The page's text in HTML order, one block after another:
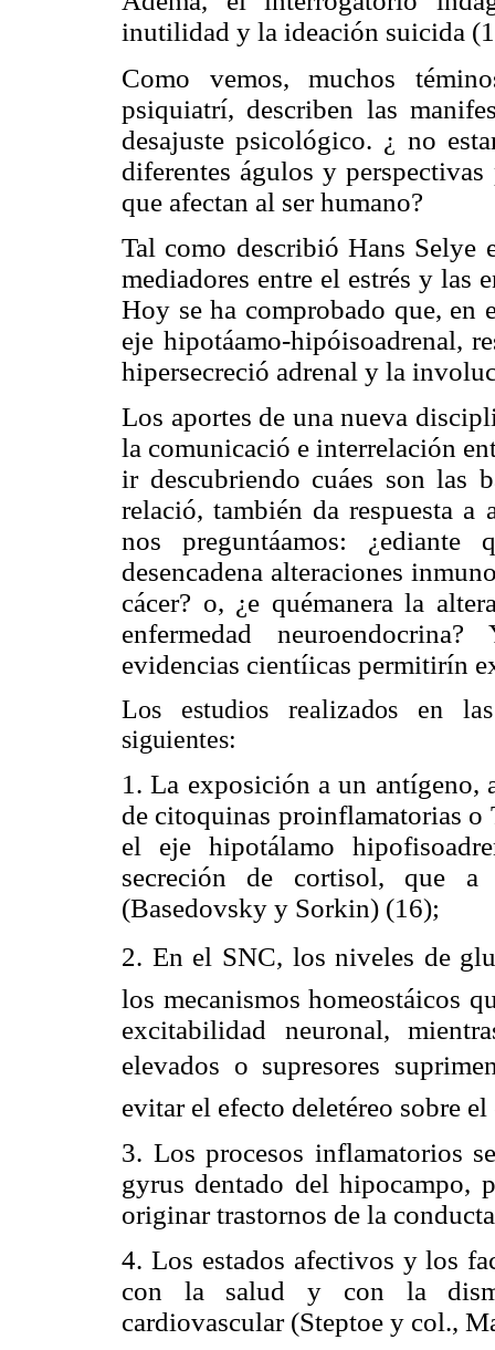
inutilidad y la ideación suicida
Como vemos, muchos
psiquiatrí, describen las
desajuste psicológico. ¿ no
diferentes águlos y
que afectan al ser humano?
Tal como describió Hans Selye
mediadores entre el estrés y las
Hoy se ha comprobado que, en
eje hipotáamo-hipóisoadrenal,
hipersecreció adrenal y la
Los aportes de una nueva
la comunicació e interrelación
ir descubriendo cuáes son las
relació,también da respuesta
nos preguntáamos: ¿ediante
desencadena alteraciones
cácer? o, ¿e quémanera la
enfermedad
evidencias cientíicas permitirín
Los estudios realizados en
siguientes:
1. La exposición a un antígeno,
de citoquinas proinflamatorias o
el eje hipotálamo
secreción de cortisol, que
(Basedovsky y Sorkin) (16);
2. En el SNC, los niveles de
los mecanismos homeostáicos
excitabilidad neuronal,
elevados o supresores
evitar el efecto deletéreo sobre el
3. Los procesos inflamatorios
gyrus dentado del hipocampo,
originar trastornos de la
4. Los estados afectivos y los
con la salud y con la
cardiovascular (Steptoe y col.,